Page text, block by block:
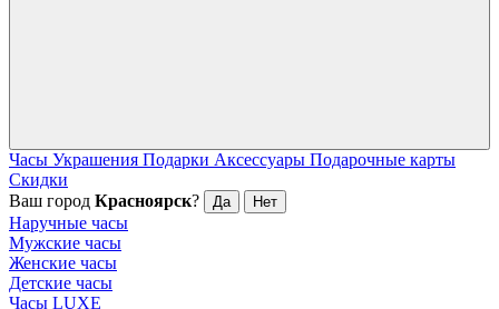
Часы Украшения Подарки Аксессуары Подарочные карты
Скидки
Ваш город Красноярск? Да Нет
Наручные часы
Мужские часы
Женские часы
Детские часы
Часы LUXE